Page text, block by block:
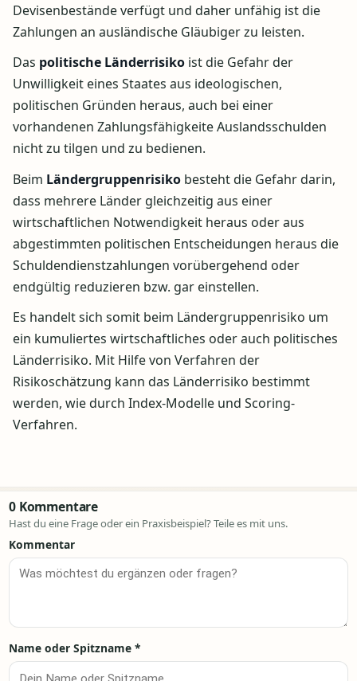
Devisenbestände verfügt und daher unfähig ist die
Zahlungen an ausländische Gläubiger zu leisten.
Das politische Länderrisiko ist die Gefahr der
Unwilligkeit eines Staates aus ideologischen,
politischen Gründen heraus, auch bei einer
vorhandenen Zahlungsfähigkeite Auslandsschulden
nicht zu tilgen und zu bedienen.
Beim Ländergruppenrisiko besteht die Gefahr darin,
dass mehrere Länder gleichzeitig aus einer
wirtschaftlichen Notwendigkeit heraus oder aus
abgestimmten politischen Entscheidungen heraus die
Schuldendienstzahlungen vorübergehend oder
endgültig reduzieren bzw. gar einstellen.
Es handelt sich somit beim Ländergruppenrisiko um
ein kumuliertes wirtschaftliches oder auch politisches
Länderrisiko. Mit Hilfe von Verfahren der
Risikoschätzung kann das Länderrisiko bestimmt
werden, wie durch Index-Modelle und Scoring-
Verfahren.
0 Kommentare
Hast du eine Frage oder ein Praxisbeispiel? Teile es mit uns.
Kommentar
Name oder Spitzname *